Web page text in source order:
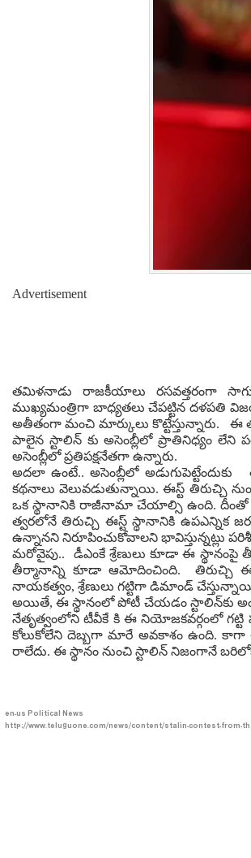
Advertisement
తమిళనాడు రాజకీయాలు రసవత్తరంగా
ముఖ్యమంత్రిగా బాధ్యతలు చేపట్టిన దళపతి
అతీతంగా మంచి మార్కులు
పాలైన స్టాలిన్ కు అసెంబ్లీలో ప్రాతినిధ్యం
అసెంబ్లీలో ప్రతిపక్షనేతగా ఉన్నారు.
అదలా ఉంటే.. అసెంబ్లీలో
కథనాలు వెలువడుతున్నాయి. ఈస్ట్ తిరుచ్చి
ఒక స్థానానికి రాజీనామా చేయాల్సి ఉంది. దీంతో
త్వరలోనే తిరుచ్చి ఈస్ట్ స్థానానికి ఉపఎన్నిక
ఉన్నానని నిరూపించుకోవాలని భావిస్తున్నట్లు
మరోవైపు.. డీఎంకే శ్రేణులు కూడా ఈ స్థానంపై
తీర్మానాన్ని కూడా ఆమోదించింది. తిరుచ్చి
నాయకత్వం, శ్రేణులు గట్టిగా డిమాండ్
అయితే, ఈ స్థానంలో పోటీ చేయడం స్టాలిన్‌కు
నేతృత్వంలోని టీవీకే కి ఈ నియోజకవర్గంలో
కోలుకోలేని దెబ్బగా మారే అవకాశం ఉంది. కాగా
రాలేదు. ఈ స్థానం నుంచి స్టాలిన్ నిజంగానే
en-usPolitical News
http://www.teluguone.com/news/content/stalin-contest-from-